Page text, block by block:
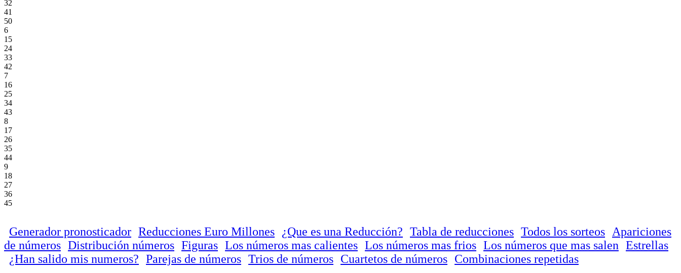
32
41
50
6
15
24
33
42
7
16
25
34
43
8
17
26
35
44
9
18
27
36
45
Generador pronosticador Reducciones Euro Millones ¿Que es una Reducción? Tabla de reducciones Todos los sorteos
Apariciones
de números Distribución números Figuras Los números mas calientes Los números mas frios Los números que mas salen Estrellas
¿Han salido mis numeros? Parejas de números Trios de números Cuartetos de números Combinaciones repetidas